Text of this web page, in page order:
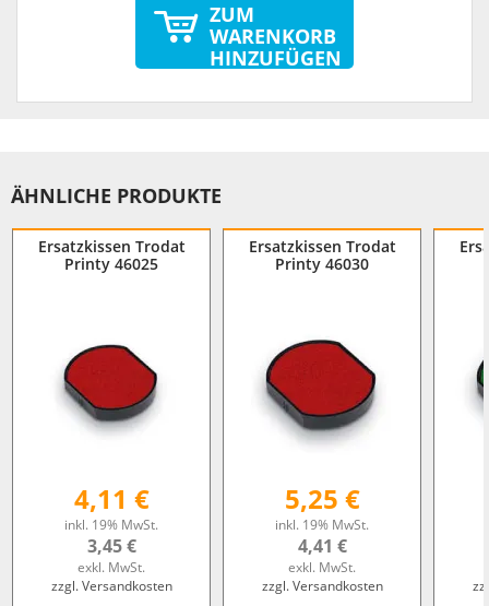
ZUM
WARENKORB
HINZUFÜGEN
ÄHNLICHE PRODUKTE
Ersatzkissen Trodat
Printy 46025
4,11 €
inkl. 19% MwSt.
3,45 €
exkl. MwSt.
zzgl. Versandkosten
Ersatzkissen Trodat
Printy 46030
5,25 €
inkl. 19% MwSt.
4,41 €
exkl. MwSt.
zzgl. Versandkosten